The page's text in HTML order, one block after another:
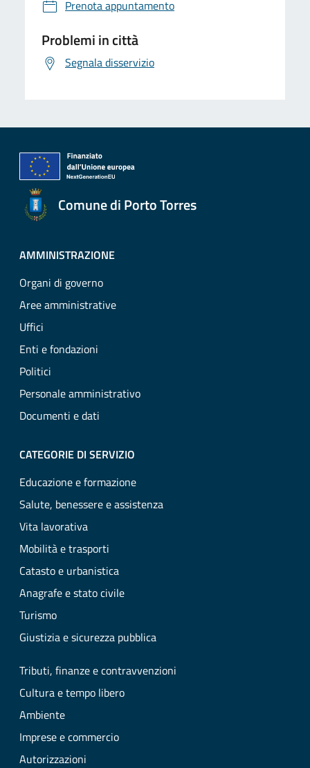
Prenota appuntamento
Problemi in città
Segnala disservizio
Comune di Porto Torres
AMMINISTRAZIONE
Organi di governo
Aree amministrative
Uffici
Enti e fondazioni
Politici
Personale amministrativo
Documenti e dati
CATEGORIE DI SERVIZIO
Educazione e formazione
Salute, benessere e assistenza
Vita lavorativa
Mobilità e trasporti
Catasto e urbanistica
Anagrafe e stato civile
Turismo
Giustizia e sicurezza pubblica
Tributi, finanze e contravvenzioni
Cultura e tempo libero
Ambiente
Imprese e commercio
Autorizzazioni